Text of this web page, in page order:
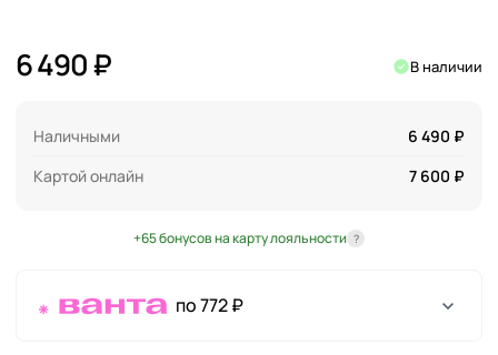
6 490 ₽ В наличии
Наличными
6 490 ₽
Картой онлайн
7 600 ₽
+65 бонусов на карту лояльности ?
по 772 ₽